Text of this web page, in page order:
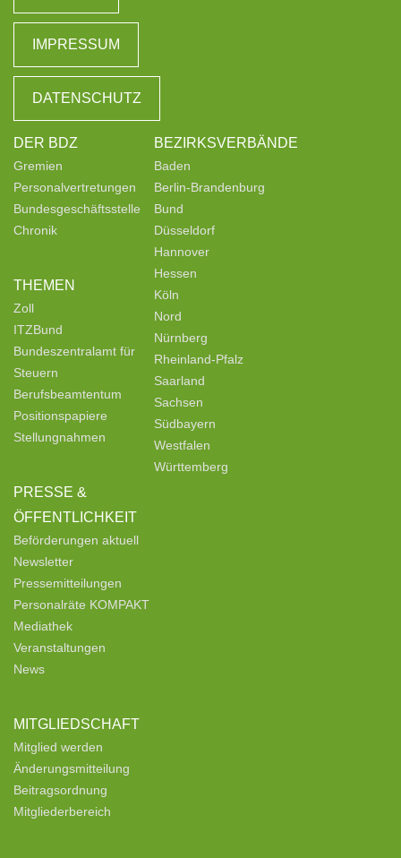
IMPRESSUM
DATENSCHUTZ
DER BDZ
Gremien
Personalvertretungen
Bundesgeschäftsstelle
Chronik
THEMEN
Zoll
ITZBund
Bundeszentralamt für
Steuern
Berufsbeamtentum
Positionspapiere
Stellungnahmen
PRESSE &
ÖFFENTLICHKEIT
Beförderungen aktuell
Newsletter
Pressemitteilungen
Personalräte KOMPAKT
Mediathek
Veranstaltungen
News
MITGLIEDSCHAFT
Mitglied werden
Änderungsmitteilung
Beitragsordnung
Mitgliederbereich
BEZIRKSVERBÄNDE
Baden
Berlin-Brandenburg
Bund
Düsseldorf
Hannover
Hessen
Köln
Nord
Nürnberg
Rheinland-Pfalz
Saarland
Sachsen
Südbayern
Westfalen
Württemberg